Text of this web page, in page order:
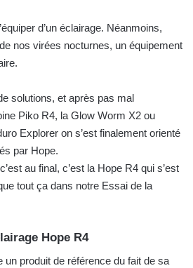
d’un éclairage. Néanmoins,
nos virées nocturnes, un équipement
solutions, et après pas mal
Piko R4, la Glow Worm X2 ou
Explorer on s’est finalement orienté
par Hope.
au final, c’est la Hope R4 qui s’est
tout ça dans notre Essai de la
Hope R4
un produit de référence du fait de sa